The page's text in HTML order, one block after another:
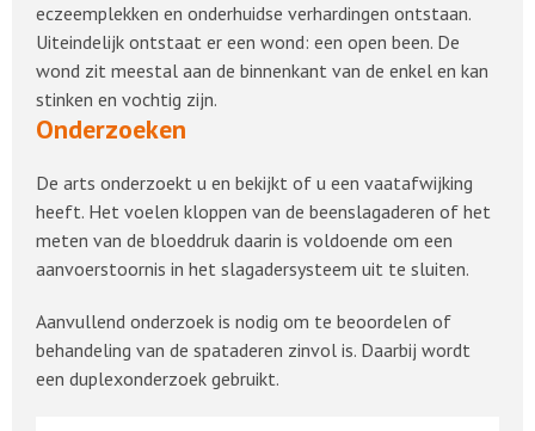
eczeemplekken en onderhuidse verhardingen ontstaan.
Uiteindelijk ontstaat er een wond: een open been. De
wond zit meestal aan de binnenkant van de enkel en kan
stinken en vochtig zijn.
Onderzoeken
De arts onderzoekt u en bekijkt of u een vaatafwijking
heeft. Het voelen kloppen van de beenslagaderen of het
meten van de bloeddruk daarin is voldoende om een
aanvoerstoornis in het slagadersysteem uit te sluiten.
Aanvullend onderzoek is nodig om te beoordelen of
behandeling van de spataderen zinvol is. Daarbij wordt
een duplexonderzoek gebruikt.